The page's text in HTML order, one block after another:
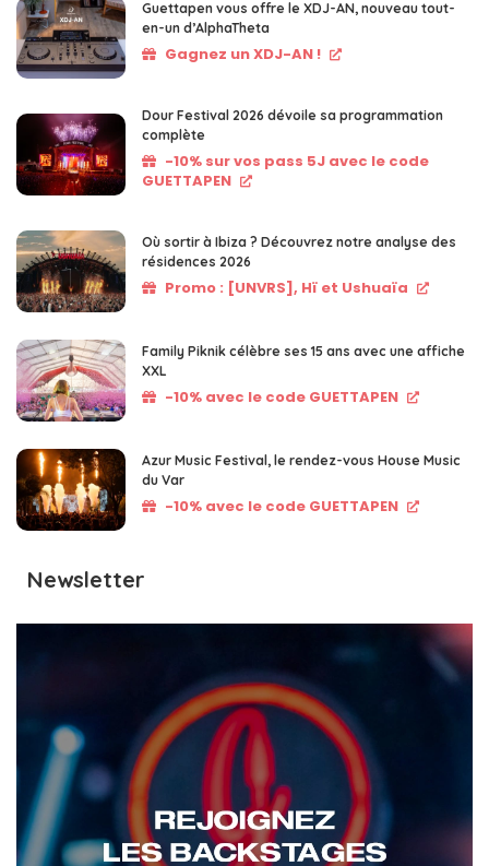
Guettapen vous offre le XDJ-AN, nouveau tout-
en-un d’AlphaTheta
Gagnez un XDJ-AN !
Dour Festival 2026 dévoile sa programmation
complète
-10% sur vos pass 5J avec le code
GUETTAPEN
Où sortir à Ibiza ? Découvrez notre analyse des
résidences 2026
Promo : [UNVRS], Hï et Ushuaïa
Family Piknik célèbre ses 15 ans avec une affiche
XXL
-10% avec le code GUETTAPEN
Azur Music Festival, le rendez-vous House Music
du Var
-10% avec le code GUETTAPEN
Newsletter